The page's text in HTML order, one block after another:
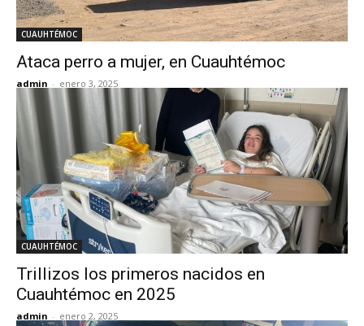
CUAUHTÉMOC
Ataca perro a mujer, en Cuauhtémoc
admin - enero 3, 2025
CUAUHTÉMOC
Trillizos los primeros nacidos en
Cuauhtémoc en 2025
admin - enero 2, 2025